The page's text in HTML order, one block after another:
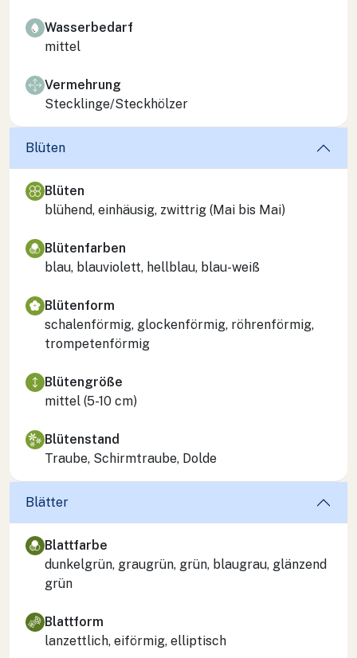
Wasserbedarf
mittel
Vermehrung
Stecklinge/Steckhölzer
Blüten
Blüten
blühend, einhäusig, zwittrig (Mai bis Mai)
Blütenfarben
blau, blauviolett, hellblau, blau-weiß
Blütenform
schalenförmig, glockenförmig, röhrenförmig,
trompetenförmig
Blütengröße
mittel (5-10 cm)
Blütenstand
Traube, Schirmtraube, Dolde
Blätter
Blattfarbe
dunkelgrün, graugrün, grün, blaugrau, glänzend
grün
Blattform
lanzettlich, eiförmig, elliptisch